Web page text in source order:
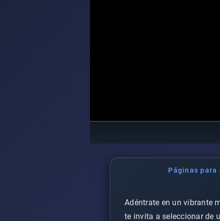
Páginas
Adéntrate en un vibrante
te invita a seleccionar de